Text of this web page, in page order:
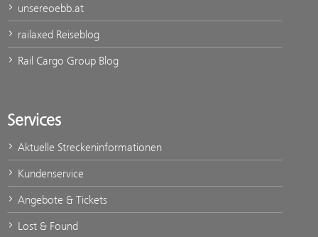
unsereoebb.at
railaxed Reiseblog
Rail Cargo Group Blog
Services
Aktuelle Streckeninformationen
Kundenservice
Angebote & Tickets
Lost & Found